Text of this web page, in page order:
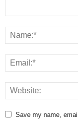
Save my name,